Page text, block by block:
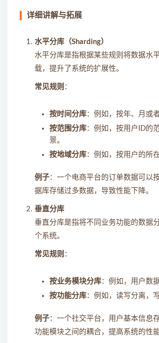
详细讲解与拓展
水平分库（Sharding）
水平分库是指根据某些规则将数据水
载，提升了系统的扩展性。
常见规则 ：
按时间分库：例如，按年、月或
按范围分库：例如，按用户ID的
景。
按地域分库：例如，按用户的所
例子：一个电商平台的订单数据可以
据库存储过多数据，导致性能下降。
垂直分库
垂直分库是指将不同业务功能的数据
个系统。
常见规则 ：
按业务模块分库：例如，用户数
按功能分库：例如，读写分离，
例子：一个社交平台，用户基本信息
功能模块之间的耦合，提高系统的性能